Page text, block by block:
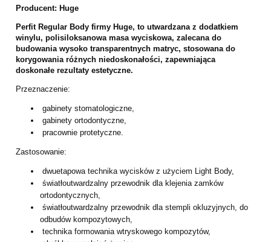
Producent: Huge
Perfit Regular Body firmy Huge, to utwardzana z dodatkiem
winylu, polisiloksanowa masa wyciskowa, zalecana do
budowania wysoko transparentnych matryc, stosowana do
korygowania różnych niedoskonałości, zapewniająca
doskonałe rezultaty estetyczne.
Przeznaczenie:
gabinety stomatologiczne,
gabinety ortodontyczne,
pracownie protetyczne.
Zastosowanie:
dwuetapowa technika wycisków z użyciem Light Body,
światłoutwardzalny przewodnik dla klejenia zamków
ortodontycznych,
światłoutwardzalny przewodnik dla stempli okluzyjnych, do
odbudów kompozytowych,
technika formowania wtryskowego kompozytów,